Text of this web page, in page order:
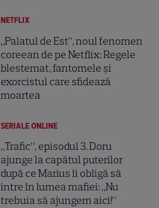
NETFLIX
„Palatul de Est”, noul fenomen
coreean de pe Netflix: Regele
blestemat, fantomele și
exorcistul care sfidează
moartea
SERIALE ONLINE
„Trafic”, episodul 3. Doru
ajunge la capătul puterilor
după ce Marius îi obligă să
intre în lumea mafiei: „Nu
trebuia să ajungem aici!”